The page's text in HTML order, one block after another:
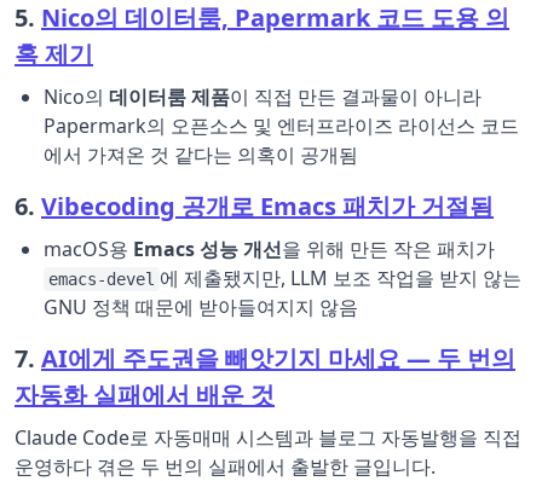
5. Nico의 데이터룸, Papermark 코드 도용 의
혹 제기
Nico의 데이터룸 제품이 직접 만든 결과물이 아니라
Papermark의 오픈소스 및 엔터프라이즈 라이선스 코드
에서 가져온 것 같다는 의혹이 공개됨
6. Vibecoding 공개로 Emacs 패치가 거절됨
macOS용 Emacs 성능 개선을 위해 만든 작은 패치가
emacs-devel 에 제출됐지만, LLM 보조 작업을 받지 않는
GNU 정책 때문에 받아들여지지 않음
7. AI에게 주도권을 빼앗기지 마세요 — 두 번의
자동화 실패에서 배운 것
Claude Code로 자동매매 시스템과 블로그 자동발행을 직접
운영하다 겪은 두 번의 실패에서 출발한 글입니다.